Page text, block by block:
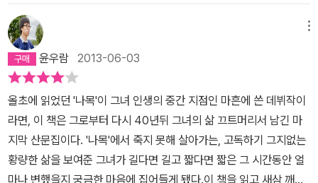
세차게 소용돌이쳤을까. 우리 외할머니도 꽃과 식물을 유난히 사랑하
셔서 정원을 곱게 가꾸는 분이신데, 안부 전화를 드릴 때마다 늘 무언
가를 뽑고 계신다. 애당초 쇠심줄 같은 고집을 꺾을 생각조차 없긴 하
지만 그렇다고 걱정이 안 되는 것은 아니니, 허리 아픈데 그만 쉬시라
고 하면 “뽑는 동안에는 안 아프다”라고만 하신다. 아마도 잡초를 뽑
는다는 것은 단지 풀을 솎아 내는 일이 아니라, 마음속 응어리를 하나
씩 드러내는 일이었을지도 모른다. 분명, 잡초라도 뽑아야 하는 이유
가 있었을 것이다. 그래서 나는 그 손길을 쉽게 말릴 수 없다.그동안
내가 읽어온 박완서 작가의 작품들은 대체로 들려주는 이야기를 건네
나와 동생은 조우한다. 아가씨들이 왜 노년의 그 자박자박 걷는 걸음
에 묻혀 가고 싶어했는지 그 의아함의 기억은 벌써 아련해진다.임신
했을 때 드러누워 박완서의 단편을 가열차게 읽어 내려갔다. 암투병
으로 머리칼을 잃은 남편이 선물받고 사모은 모자에 얽힌 사연을 소
설화한 <여덟 개의 모자로 남은 당신>은 태교와는 무관하게 가슴을
저며 팠다. 암이 뇌로 전이되어 퇴근길에 갈지자로 걷는 모습을 베란
다에서 내려다보며 남편을 기다리는 아내의 심정에 고통스럽게 공감
하며 나는 아름답지 않은 진실에 육박해 가는 그의 삶에 대한 응시에
매료되어 갔다. 아름다운 기다림의 시간이 아니라 삶의 비루하고 치
윤우람 2013-06-03
올초에 읽었던 '나목'이 그녀 인생의 중간 지점인 마흔에 쓴 데뷔작이
라면, 이 책은 그로부터 다시 40년뒤 그녀의 삶 끄트머리서 남긴 마
지막 산문집이다. '나목'에서 죽지 못해 살아가는, 고독하기 그지없는
황량한 삶을 보여준 그녀가 길다면 길고 짧다면 짧은 그 시간동안 얼
마나 변했을지 궁금한 마음에 집어들게 됐다.이 책을 읽고 새삼 깨달